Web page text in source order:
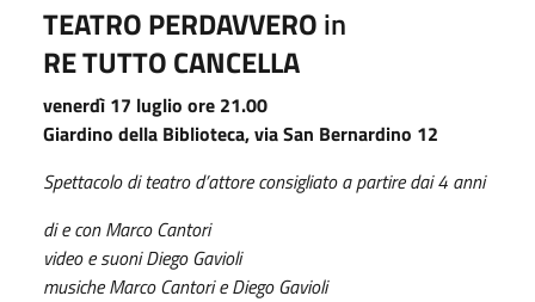
TEATRO PERDAVVEROin
RE TUTTO CANCELLA
venerdì 17 luglio ore 21.00
Giardino della Biblioteca, via San Bernardino 12
Spettacolo di teatro d’attore consigliato a partire dai 4 anni
di e con Marco Cantori
video e suoni Diego Gavioli
musiche Marco Cantori e Diego Gavioli